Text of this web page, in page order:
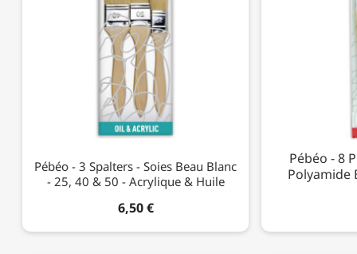
Pébéo - 3 Spalters - Soies Beau Blanc
- 25, 40 & 50 - Acrylique & Huile
6,50 €
Pébéo - 8
Polyamide